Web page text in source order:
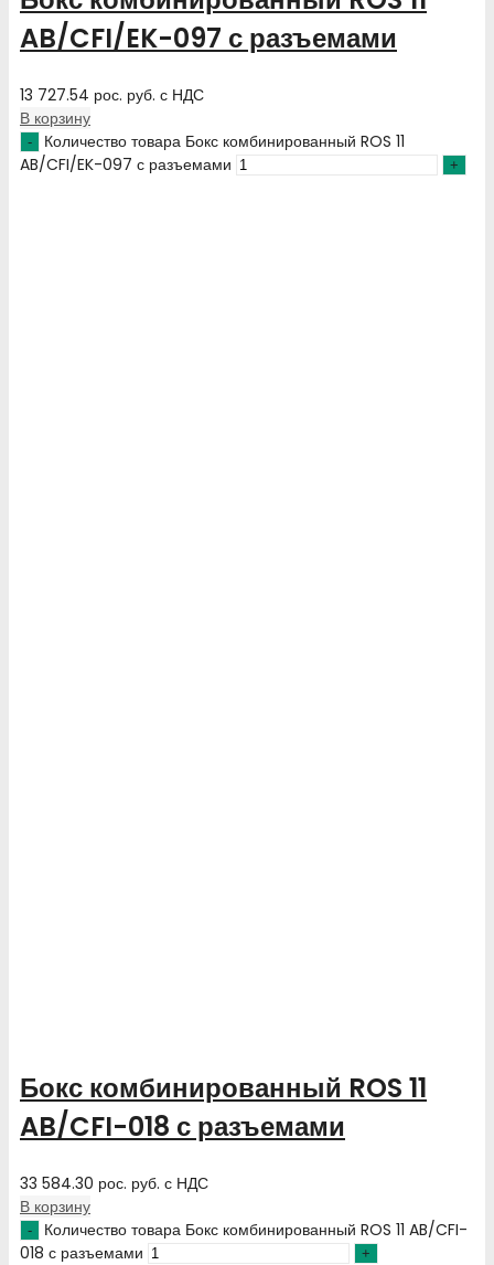
AB/CFI/EK-097 с разъемами
13 727.54 рос. руб. с НДС
В корзину
Количество товара Бокс комбинированный ROS 11
AB/CFI/EK-097 с разъемами
Бокс комбинированный ROS 11
AB/CFI-018 с разъемами
33 584.30 рос. руб. с НДС
В корзину
Количество товара Бокс комбинированный ROS 11 AB/CFI-
018 с разъемами